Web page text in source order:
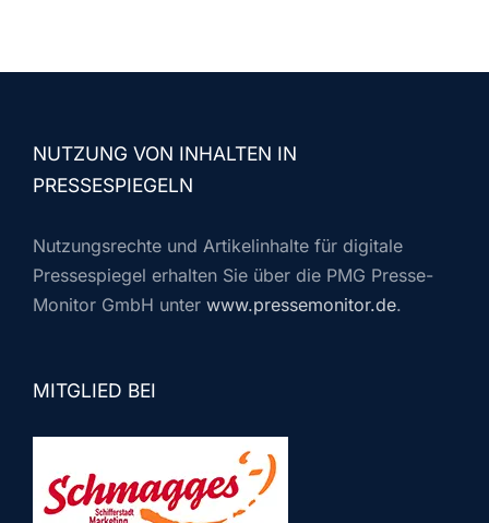
NUTZUNG VON INHALTEN IN
PRESSESPIEGELN
Nutzungsrechte und Artikelinhalte für digitale
Pressespiegel erhalten Sie über die PMG Presse-
Monitor GmbH unter www.pressemonitor.de.
MITGLIED BEI